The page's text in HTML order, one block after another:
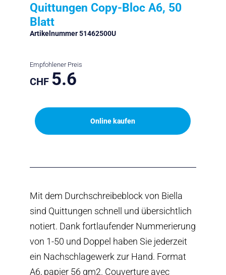
Quittungen Copy-Bloc A6, 50
Blatt
Artikelnummer 51462500U
Empfohlener Preis
CHF 5.6
Online kaufen
Mit dem Durchschreibeblock von Biella
sind Quittungen schnell und übersichtlich
notiert. Dank fortlaufender Nummerierung
von 1-50 und Doppel haben Sie jederzeit
ein Nachschlagewerk zur Hand. Format
A6, papier 56 gm2. Couverture avec